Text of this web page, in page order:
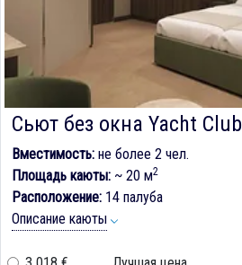
Сьют без окна Yacht Club
Вместимость: не более 2 чел.
Площадь каюты: ~ 20 м2
Расположение: 14 палуба
Описание каюты